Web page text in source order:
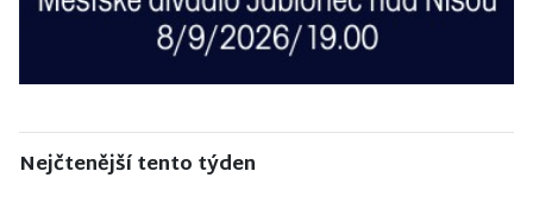
Nejčtenější tento týden